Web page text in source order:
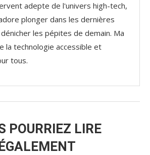
adepte de l'univers high-tech,
plonger dans les dernières
les pépites de demain. Ma
la technologie accessible et
tous.
POURRIEZ LIRE